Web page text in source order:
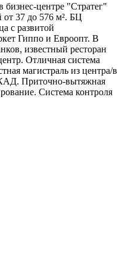
бизнес-центре "Стратег"
37 до 576 м². БЦ
с развитой
Гиппо и Евроопт. В
известный ресторан
Отличная система
магистраль из центра/в
Приточно-вытяжная
Система контроля